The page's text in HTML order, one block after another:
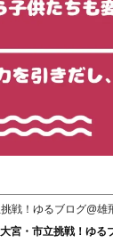
戦！ゆるブログ@雄
宮・市立挑戦！ゆる